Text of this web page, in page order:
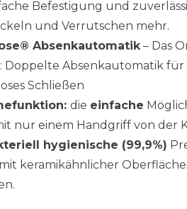
Befestigung und
und Verrutschen mehr.
Absenkautomatik– Das
Doppelte Absenkautomatik
Schließen
die einfache
nur einem Handgriff von der
hygienische (99,9%)
keramikähnlicher